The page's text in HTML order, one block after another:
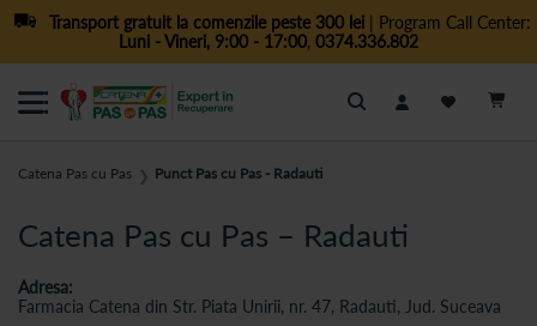
Transport gratuit la comenzile peste 300 lei| Program Call Center:
Luni - Vineri, 9:00 - 17:00, 0374.336.802
Cautare
Catena Pas cu Pas ❯ Punct Pas cu Pas - Radauti
Catena Pas cu Pas – Radauti
Adresa:
Farmacia Catena din Str. Piata Unirii, nr. 47, Radauti, Jud. Suceava